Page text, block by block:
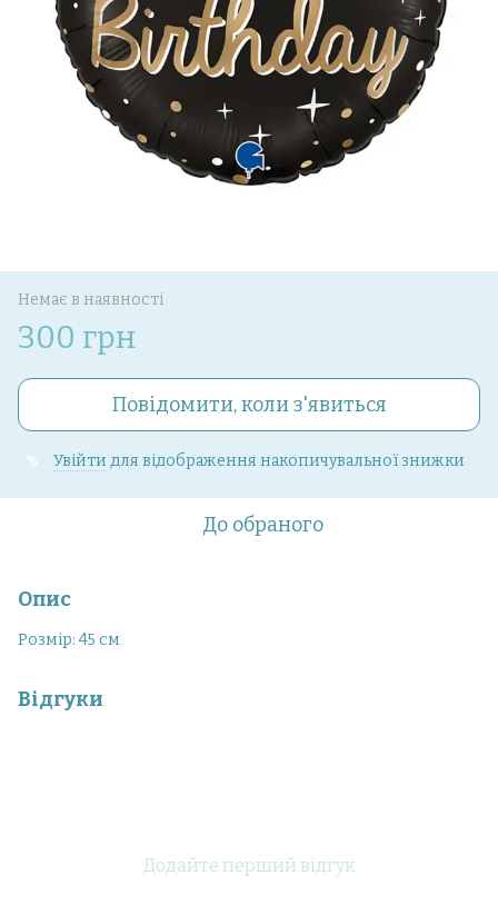
Немає в наявності
300 грн
Повідомити, коли з'явиться
% Увійти для відображення накопичувальної знижки
До обраного
Опис
Розмір: 45 см
Відгуки
Додайте перший відгук